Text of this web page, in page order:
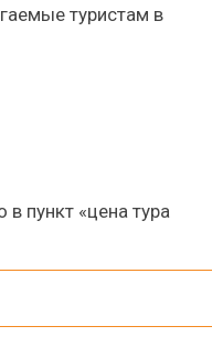
туристам в
пункт «цена тура